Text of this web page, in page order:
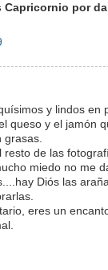
Capricornio por
y lindos en
queso y el jamón
de las
miedo no me
Diós las
eres un